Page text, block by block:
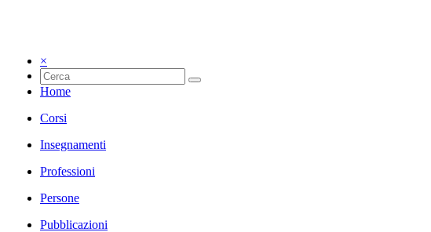
×
Home
Corsi
Insegnamenti
Professioni
Persone
Pubblicazioni